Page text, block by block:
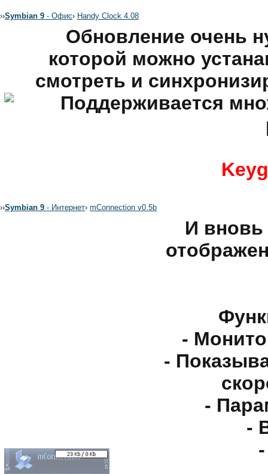
››Symbian 9 - Офис› Handy Clock 4.08
Обновление очень
которой можно
смотреть и
Поддерживается
››Symbian 9 - Интернет› mConnection v0.5b
И вновь
-
-
-
-